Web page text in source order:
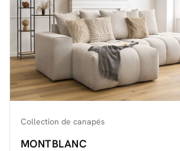
Collection de canapés
MONTBLANC